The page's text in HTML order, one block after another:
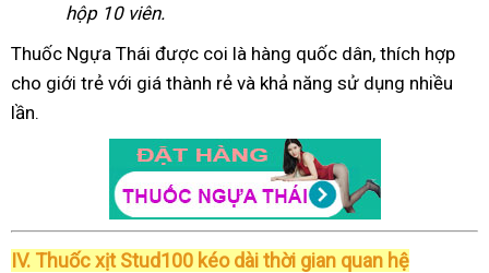
hộp 10 viên.
Thuốc Ngựa Thái được coi là hàng quốc dân, thích hợp
cho giới trẻ với giá thành rẻ và khả năng sử dụng nhiều
lần.
IV. Thuốc xịt Stud100 kéo dài thời gian quan hệ